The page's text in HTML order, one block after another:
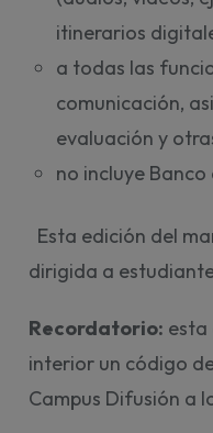
itinerarios
a todas las
comunicación,
evaluación y
no incluye Banco
Esta edición del
dirigida a
Recordatorio: esta
interior un código
Campus Difusión a